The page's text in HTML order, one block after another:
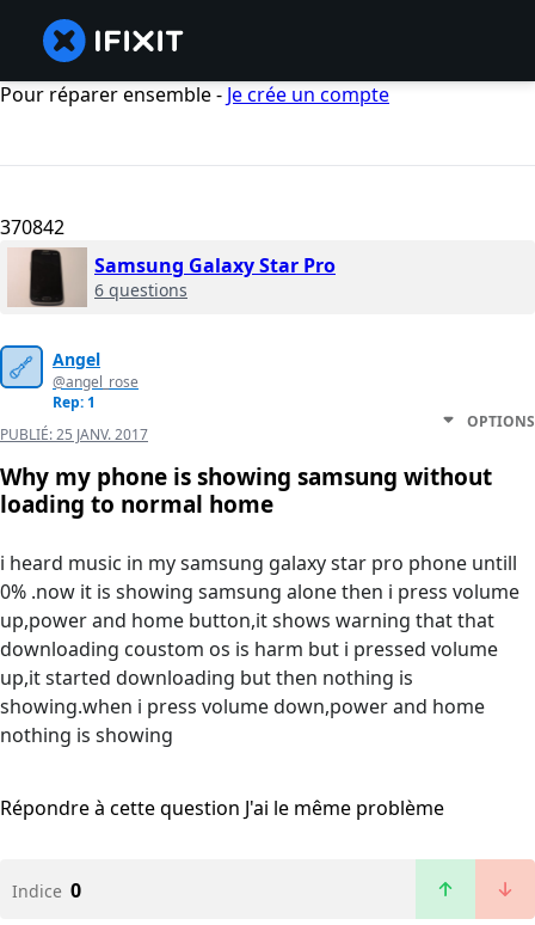
Pour réparer ensemble - Je crée un compte
370842
Samsung Galaxy Star Pro
6 questions
Angel
@angel_rose
Rep: 1
PUBLIÉ:25 JANV. 2017
OPTIONS
Why my phone is showing samsung without
loading to normal home
i heard music in my samsung galaxy star pro phone untill
0% .now it is showing samsung alone then i press volume
up,power and home button,it shows warning that that
downloading coustom os is harm but i pressed volume
up,it started downloading but then nothing is
showing.when i press volume down,power and home
nothing is showing
Répondre à cette question J'ai le même problème
Indice 0